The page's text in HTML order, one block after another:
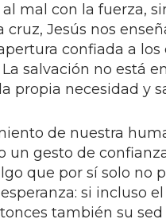
mal con la fuerza,
cruz, Jesús nos
confiada a
salvación no está
propia necesidad y
de nuestra
un gesto de
que por sí solo no
si incluso
también su